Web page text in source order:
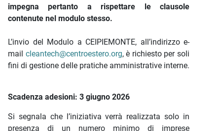
impegna pertanto a rispettare le clausole
contenute nel modulo stesso.
L’invio del Modulo a CEIPIEMONTE, all’indirizzo e-
mail cleantech@centroestero.org, è richiesto per soli
fini di gestione delle pratiche amministrative interne.
Scadenza adesioni: 3 giugno 2026
Si segnala che l’iniziativa verrà realizzata solo in
presenza di un numero minimo di imprese